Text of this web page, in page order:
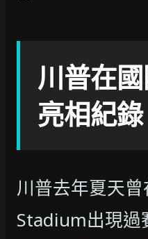
川普在
亮相紀錄
川普去年夏天
Stadium出現過